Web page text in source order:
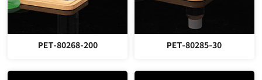
PET-80268-200 PET-80285-30